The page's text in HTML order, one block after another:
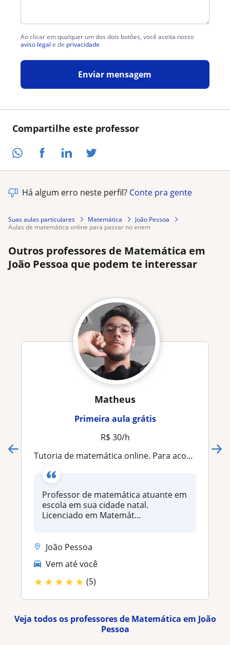
Compartilhe este professor
Ao clicar em qualquer um dos dois botões, você aceita nosso
aviso legal e de privacidade
Enviar mensagem
Há algum erro neste perfil? Conte pra gente
Suas aulas particulares Matemática
João Pessoa
aulas de matemática online para passar no enem
Outros professores de Matemática em
João Pessoa que podem te interessar
Matheus
Primeira aula grátis
R$ 30/h
Tutoria de matemática online. Para acompanhamento academico ou concursos publicos
Professor de matemática atuante em
escola em sua cidade natal.
Licenciado em Matemát...
João Pessoa
Vem até você
★★★★★ (5)
Veja todos os professores de Matemática em João
Pessoa